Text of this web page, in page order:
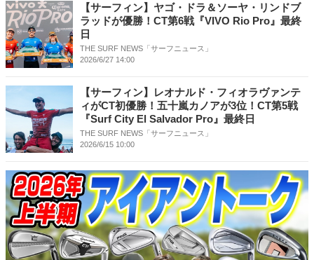
【サーフィン】ヤゴ・ドラ＆ソーヤ・リンドブ
ラッドが優勝！CT第6戦『VIVO Rio Pro』最終
日
THE SURF NEWS「サーフニュース」
2026/6/27 14:00
【サーフィン】レオナルド・フィオラヴァンテ
ィがCT初優勝！五十嵐カノアが3位！CT第5戦
『Surf City El Salvador Pro』最終日
THE SURF NEWS「サーフニュース」
2026/6/15 10:00